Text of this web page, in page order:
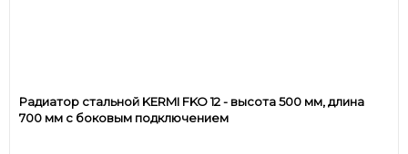
Радиатор стальной KERMI FKO 12 - высота 500 мм, длина
700 мм с боковым подключением